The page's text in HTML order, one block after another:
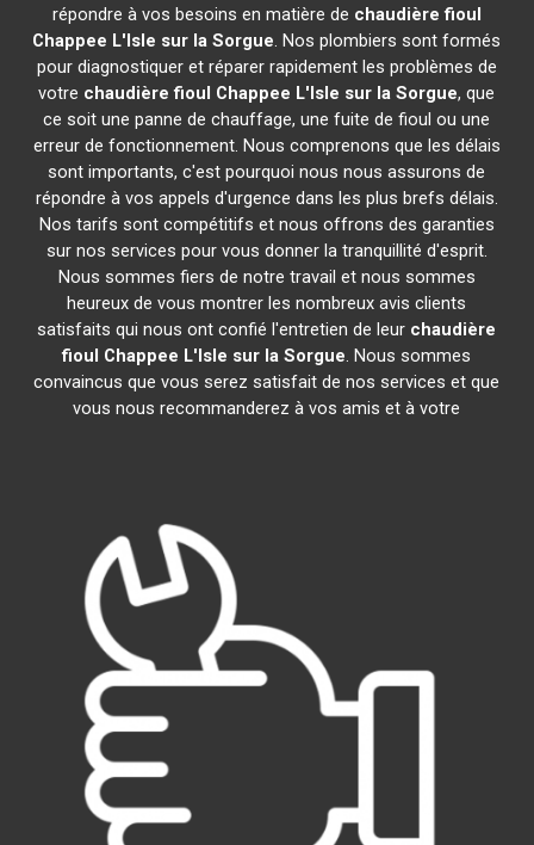
répondre à vos besoins en matière de chaudière fioul
Chappee L'Isle sur la Sorgue. Nos plombiers sont formés
pour diagnostiquer et réparer rapidement les problèmes de
votre chaudière fioul Chappee L'Isle sur la Sorgue, que
ce soit une panne de chauffage, une fuite de fioul ou une
erreur de fonctionnement. Nous comprenons que les délais
sont importants, c'est pourquoi nous nous assurons de
répondre à vos appels d'urgence dans les plus brefs délais.
Nos tarifs sont compétitifs et nous offrons des garanties
sur nos services pour vous donner la tranquillité d'esprit.
Nous sommes fiers de notre travail et nous sommes
heureux de vous montrer les nombreux avis clients
satisfaits qui nous ont confié l'entretien de leur chaudière
fioul Chappee L'Isle sur la Sorgue. Nous sommes
convaincus que vous serez satisfait de nos services et que
vous nous recommanderez à vos amis et à votre